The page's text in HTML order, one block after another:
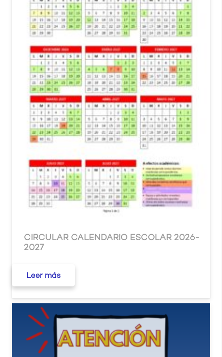
CIRCULAR CALENDARIO ESCOLAR 2026-
2027
Leer más